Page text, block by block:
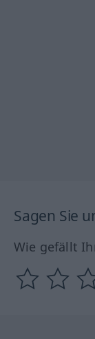
Sagen Sie
Wie gefällt